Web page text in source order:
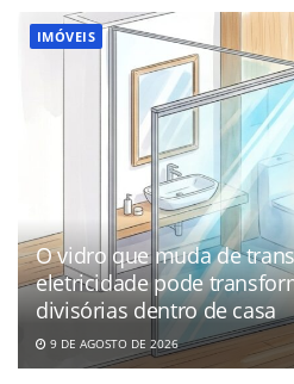
IMÓVEIS
O vidro que muda de
eletricidade pode
divisórias dentro de casa
9 DE AGOSTO DE 2026